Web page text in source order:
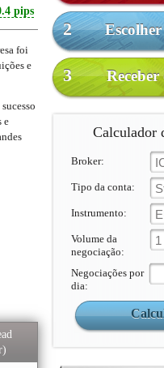
2
3
Calculador
Broker:
Tipo da conta:
Instrumento:
Volume da
negociação:
1
Negociações por
dia:
pips
foi
e
e